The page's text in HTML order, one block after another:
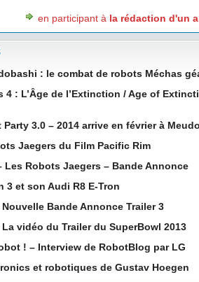
en participant à la rédaction d'un
: le combat de robots Méchas
4 : L’Âge de l’Extinction / Age of
3.0 – 2014 arrive en février à
Jaegers du Film Pacific Rim
Les Robots Jaegers – Bande Annonce
3 et son Audi R8 E-Tron
Bande Annonce Trailer 3
vidéo du Trailer du SuperBowl 2013
! – Interview de RobotBlog par LG
et robotiques de Gustav Hoegen